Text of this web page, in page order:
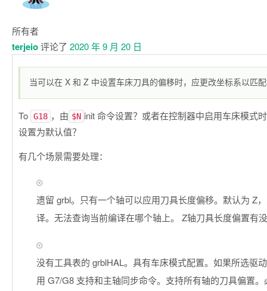
所有者
terjeio评论了 2020 年 9 月 20 日
当可以在 X 和 Z 中设置车床刀具的偏移时，应更改坐标系以匹
To G18 ，由 $N init 命令设置？或者在控制器中启用车床模式
设置为默认值？
有几个场景需要处理：
遗留 grbl。只有一个轴可以应用刀具长度偏移。默认为 Z
译。无法查询当前编译在哪个轴上。 Z轴刀具长度偏置有
没有工具表的 grblHAL。具有车床模式配置。如果所选驱
用 G7/G8 支持和主轴同步命令。支持所有轴的刀具偏置